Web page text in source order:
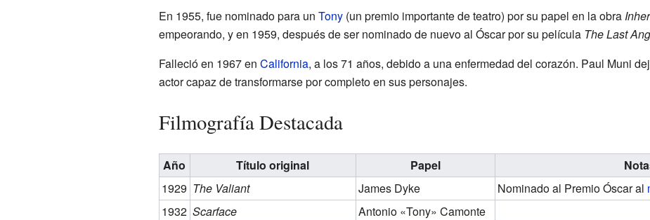
En 1955, fue nominado para un Tony(un premio importante de teatro) por su papel en la obra
empeorando, y en 1959, después de ser nominado de nuevo al Óscar por su película The Last
Falleció en 1967 en California, a los 71 años, debido a una enfermedad del corazón. Paul Muni
actor capaz de transformarse por completo en sus personajes.
Filmografía Destacada
Año Título original Papel
1929 The Valiant James Dyke Nominado al Premio Óscar al
1932 Scarface
Antonio «Tony» Camonte